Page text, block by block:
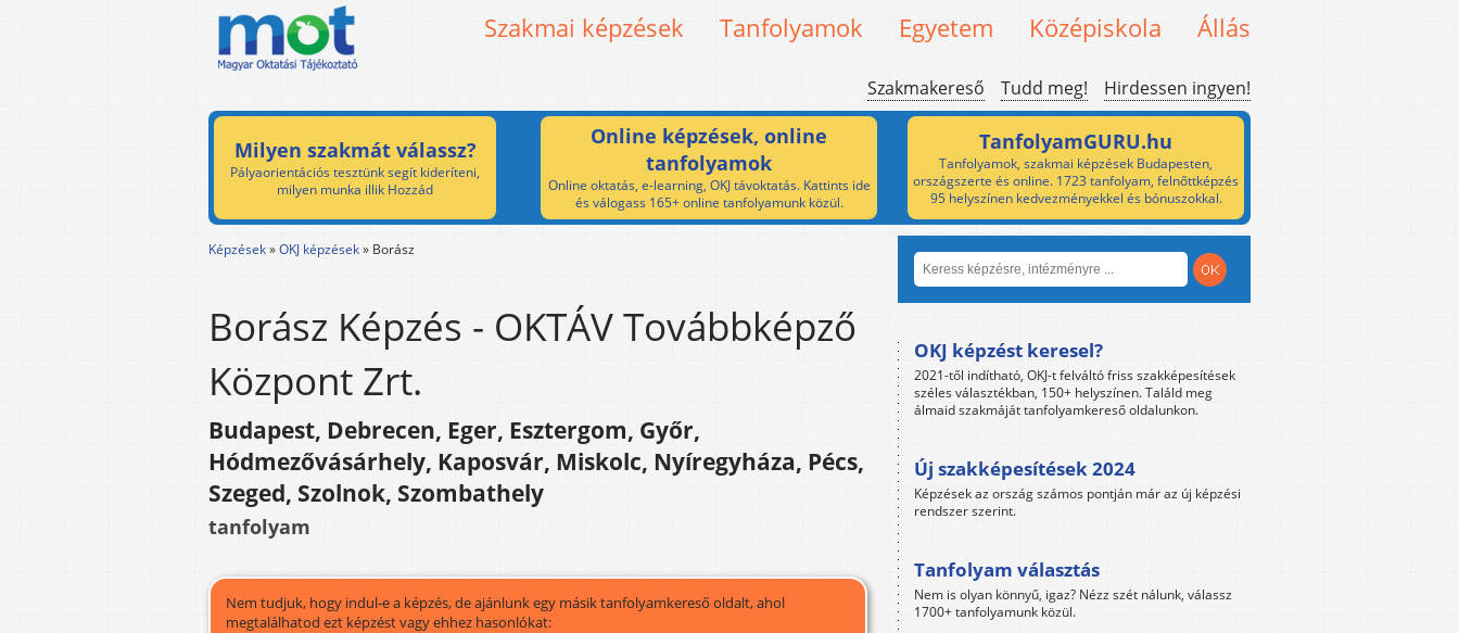
Szakmai képzések Tanfolyamok Egyetem Középiskola Állás
Szakmakereső Tudd meg! Hirdessen ingyen!
Milyen szakmát válassz?
Pályaorientációs tesztünk segít kideríteni,
milyen munka illik Hozzád
Online képzések, online
tanfolyamok
Online oktatás, e-learning, OKJ távoktatás. Kattints ide
és válogass 165+ online tanfolyamunk közül.
TanfolyamGURU.hu
Tanfolyamok, szakmai képzések Budapesten,
országszerte és online. 1723 tanfolyam, felnőttképzés
95 helyszínen kedvezményekkel és bónuszokkal.
Képzések»OKJ képzések» Borász
Borász Képzés - OKTÁV Továbbképző
Központ Zrt.
Budapest, Debrecen, Eger, Esztergom, Győr,
Hódmezővásárhely, Kaposvár, Miskolc, Nyíregyháza, Pécs,
Szeged, Szolnok, Szombathely
tanfolyam
Nem tudjuk, hogy indul-e a képzés, de ajánlunk egy másik tanfolyamkereső oldalt, ahol
megtalálhatod ezt képzést vagy ehhez hasonlókat:
OKJ képzést keresel?
2021-től indítható, OKJ-t felváltó friss szakképesítések
széles választékban, 150+ helyszínen. Találd meg
álmaid szakmáját tanfolyamkereső oldalunkon.
Új szakképesítések 2024
Képzések az ország számos pontján már az új képzési
rendszer szerint.
Tanfolyam választás
Nem is olyan könnyű, igaz? Nézz szét nálunk, válassz
1700+ tanfolyamunk közül.